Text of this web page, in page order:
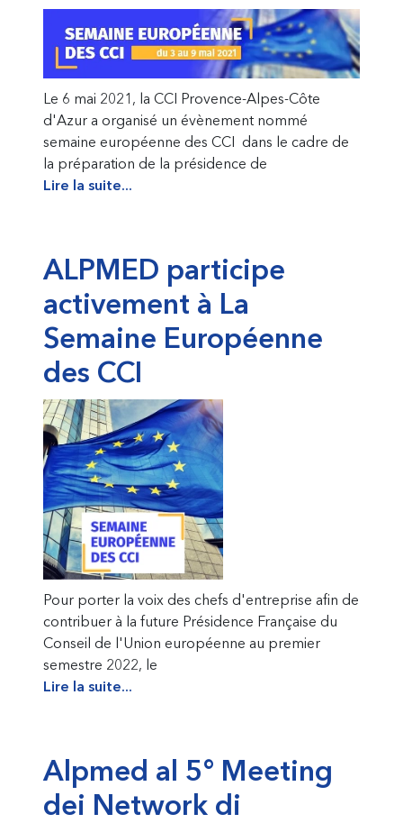
Le 6 mai 2021, la CCI Provence-Alpes-Côte
d'Azur a organisé un évènement nommé
semaine européenne des CCI dans le cadre de
la préparation de la présidence de
Lire la suite...
ALPMED participe
activement à La
Semaine Européenne
des CCI
Pour porter la voix des chefs d'entreprise afin de
contribuer à la future Présidence Française du
Conseil de l'Union européenne au premier
semestre 2022, le
Lire la suite...
Alpmed al 5° Meeting
dei Network di